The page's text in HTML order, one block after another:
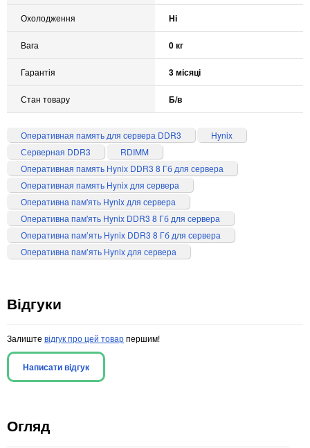
Охолодження Ні
Вага 0 кг
Гарантія 3 місяці
Стан товару Б/в
Оперативная память для сервера DDR3
Hynix
Серверная DDR3
RDIMM
Оперативная память Hynix DDR3 8 Гб для сервера
Оперативная память Hynix для сервера
Оперативна пам'ять Hynix для сервера
Оперативна пам'ять Hynix DDR3 8 Гб для сервера
Оперативна памʼять Hynix DDR3 8 Гб для сервера
Оперативна памʼять Hynix для сервера
Відгуки
Залиште відгук про цей товарпершим!
Написати відгук
Огляд